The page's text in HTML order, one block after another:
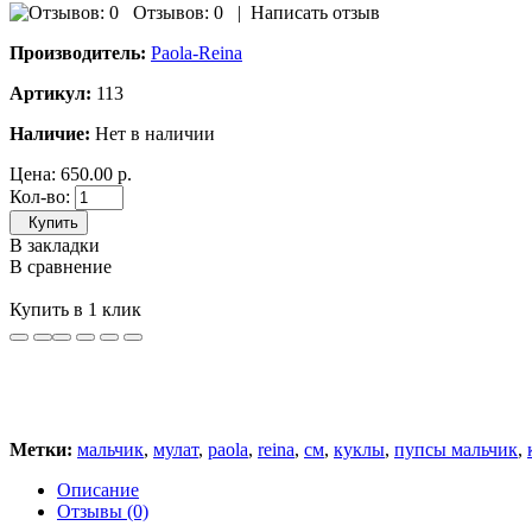
Отзывов: 0 | Написать отзыв
Производитель: Paola-Reina
Артикул: 113
Наличие: Нет в наличии
Цена: 650.00 р.
Кол-во:
Купить
В закладки
В сравнение
Купить в 1 клик
Метки: мальчик, мулат, paola, reina, см, куклы, пупсы мальчик,
Описание
Отзывы (0)